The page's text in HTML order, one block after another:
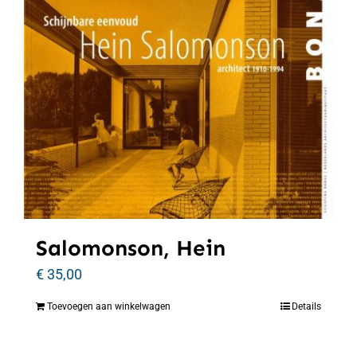
Salomonson, Hein
€35,00
Toevoegen aan winkelwagen Details